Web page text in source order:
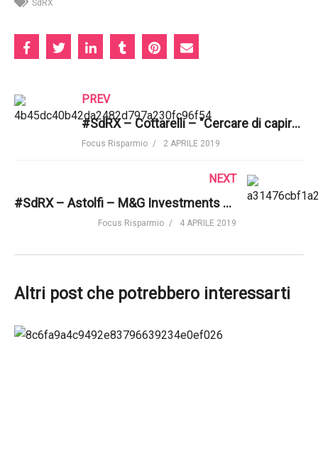
SdRX
PREV
#SdRX – Cottarelli – "Cercare di capire cosa succederà con la legge di bilancio del 2020"
Focus Risparmio 2 APRILE 2019
NEXT
#SdRX – Astolfi – M&G Investments – "Approccio multi asset per una sostenibilità democratica"
Focus Risparmio 4 APRILE 2019
Altri post che potrebbero interessarti